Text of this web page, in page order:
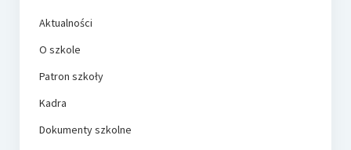
Aktualności
O szkole
Patron szkoły
Kadra
Dokumenty szkolne